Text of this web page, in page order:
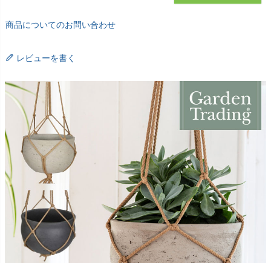
商品についてのお問い合わせ
レビューを書く